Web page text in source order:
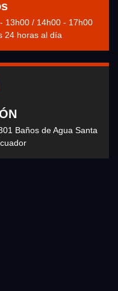
13h00 / 14h00 - 17h00
24 horas al día
Baños de Agua Santa